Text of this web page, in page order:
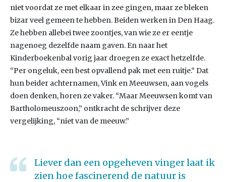
niet voordat ze met elkaar in zee gingen, maar ze bleken
bizar veel gemeen te hebben. Beiden werken in Den Haag.
Ze hebben allebei twee zoontjes, van wie ze er eentje
nagenoeg dezelfde naam gaven. En naar het
Kinderboekenbal vorig jaar droegen ze exact hetzelfde.
“Per ongeluk, een best opvallend pak met een ruitje.” Dat
hun beider achternamen, Vink en Meeuwsen, aan vogels
doen denken, horen ze vaker. “Maar Meeuwsen komt van
Bartholomeuszoon,” ontkracht de schrijver deze
vergelijking, “niet van de meeuw.”
Liever dan een opgeheven vinger laat ik
zien hoe fascinerend de natuur is